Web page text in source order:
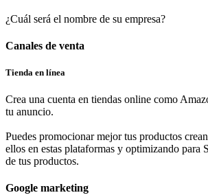
¿Cuál será el nombre de su empresa?
Canales de venta
Tienda en línea
Crea una cuenta en tiendas online como
tu anuncio.
Puedes promocionar mejor tus productos
ellos en estas plataformas y optimizando para
de tus productos.
Google marketing